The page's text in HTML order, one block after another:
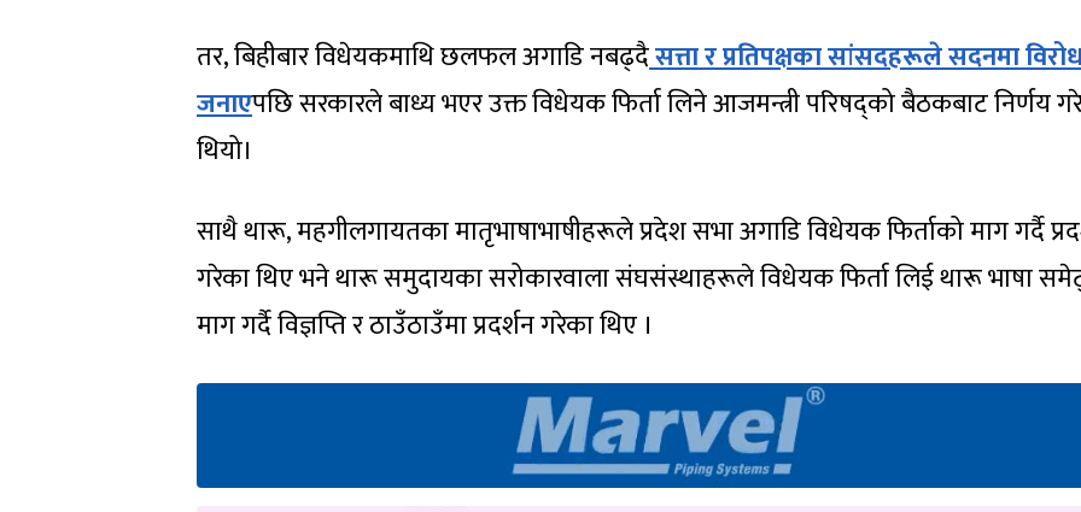
तर, बिहीबार विधेयकमाथि छलफल अगाडि नबढ्दैसत्ता र प्रतिपक्षका सांसदहरूले सदनमा
जनाएपछि सरकारले बाध्य भएर उक्त विधेयक फिर्ता लिने आजमन्त्री परिषद्को बैठकबाट निर्णय
थियो।
साथै थारू, महगीलगायतका मातृभाषाभाषीहरूले प्रदेश सभा अगाडि विधेयक फिर्ताको माग गर्दै
गरेका थिए भने थारू समुदायका सरोकारवाला संघसंस्थाहरूले विधेयक फिर्ता लिई थारू भाषा
माग गर्दै विज्ञप्ति र ठाउँठाउँमा प्रदर्शन गरेका थिए ।